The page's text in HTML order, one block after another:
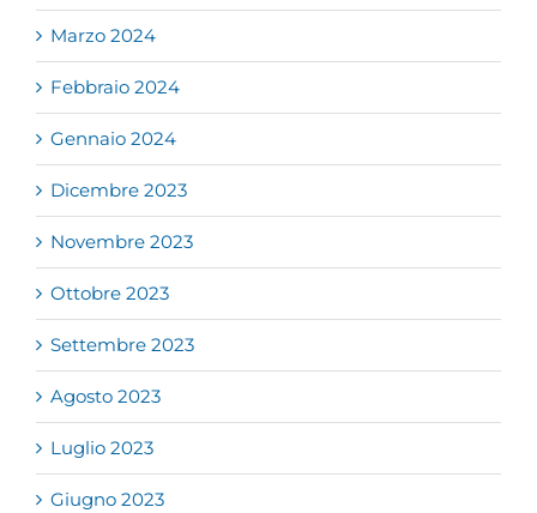
Marzo 2024
Febbraio 2024
Gennaio 2024
Dicembre 2023
Novembre 2023
Ottobre 2023
Settembre 2023
Agosto 2023
Luglio 2023
Giugno 2023